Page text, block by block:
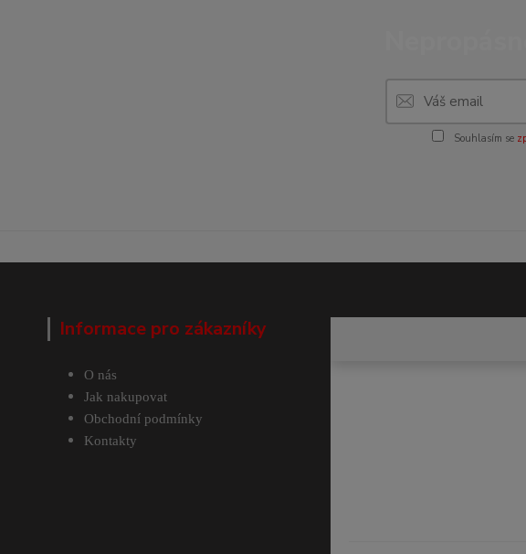
Souhlasím se
Informace pro zákazníky
O nás
Jak nakupovat
Obchodní podmínky
Kontakty